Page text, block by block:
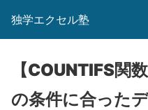
独学エクセル塾
【COUNTIFS関
の条件に合った